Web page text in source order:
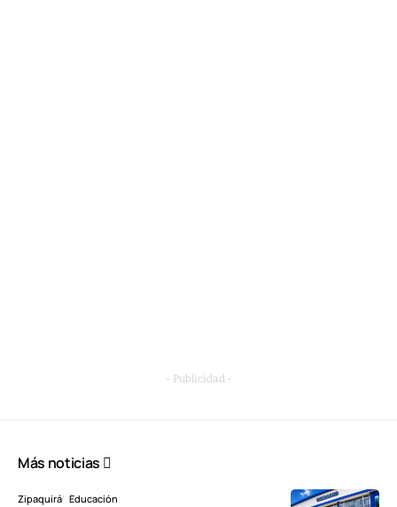
- Publicidad -
Más noticias
Zipaquirá Educación